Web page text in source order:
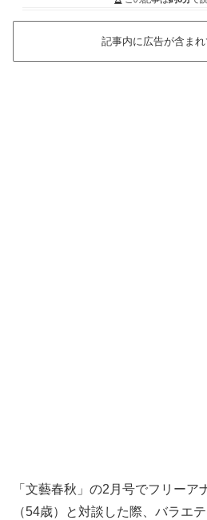
記事内に広告が含まれ
「文藝春秋」の2月号でフリーア
（54歳）と対談した際、バラエ